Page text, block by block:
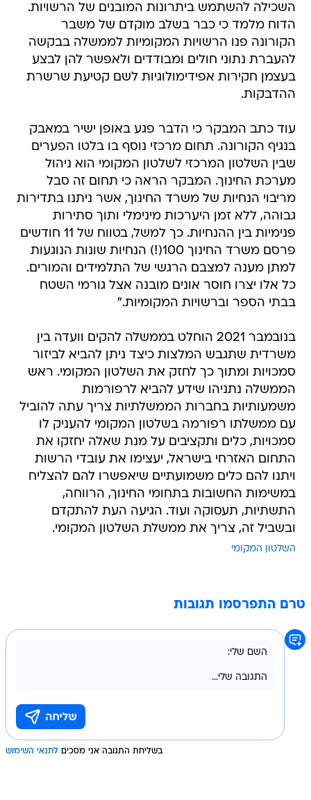
השכילה להשתמש ביתרונות המובנים של הרשויות.
הדוח מלמד כי כבר בשלב מוקדם של משבר
הקורונה פנו הרשויות המקומיות לממשלה בבקשה
להעברת נתוני חולים ומבודדים ולאפשר להן לבצע
בעצמן חקירות אפידימולוגיות לשם קטיעת שרשרת
ההדבקות.
עוד כתב המבקר כי הדבר פגע באופן ישיר במאבק
בנגיף הקורונה. תחום מרכזי נוסף בו בלטו הפערים
שבין השלטון המרכזי לשלטון המקומי הוא ניהול
מערכת החינוך. המבקר הראה כי תחום זה סבל
מריבוי הנחיות של משרד החינוך, אשר ניתנו בתדירות
גבוהה, ללא זמן היערכות מינימלי ותוך סתירות
פנימיות בין ההנחיות. כך למשל, בטווח של 11 חודשים
פרסם משרד החינוך 100(!) הנחיות שונות הנוגעות
למתן מענה למצבם הרגשי של התלמידים והמורים.
כל אלו יצרו חוסר אונים מובנה אצל גורמי השטח
בבתי הספר וברשויות המקומיות."
בנובמבר 2021 הוחלט בממשלה להקים וועדה בין
משרדית שתגבש המלצות כיצד ניתן להביא לביזור
סמכויות ומתוך כך לחזק את השלטון המקומי. ראש
הממשלה נתניהו שידע להביא לרפורמות
משמעותיות בחברות הממשלתיות צריך עתה להוביל
עם ממשלתו רפורמה בשלטון המקומי להעניק לו
סמכויות, כלים ותקציבים על מנת שאלה יחזקו את
התחום האזרחי בישראל, יעצימו את עובדי הרשות
ויתנו להם כלים משמועתיים שיאפשרו להם להצליח
במשימות החשובות בתחומי החינוך, הרווחה,
התשתיות, תעסוקה ועוד. הגיעה העת להתקדם
ובשביל זה, צריך את ממשלת השלטון המקומי.
השלטון המקומי
טרם התפרסמו תגובות
בשליחת התגובה אני מסכים לתנאי השימוש